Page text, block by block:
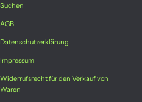
Suchen
AGB
Datenschutzerklärung
Impressum
Widerrufsrecht für den Verkauf von
Waren